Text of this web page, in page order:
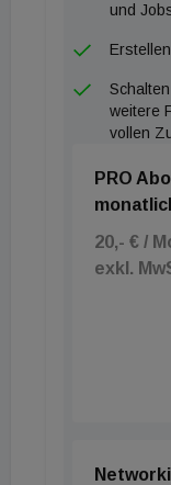
und
weitere
vollen
PRO Abo
20,- € /
exkl.